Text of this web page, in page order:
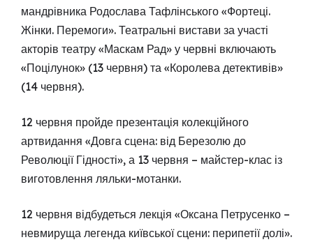
мандрівника Родослава Тафлінського «Фортеці.
Жінки. Перемоги». Театральні вистави за участі
акторів театру «Маскам Рад» у червні включають
«Поцілунок» (13 червня) та «Королева детективів»
(14 червня).
12 червня пройде презентація колекційного
артвидання «Довга сцена: від Березолю до
Революції Гідності», а 13 червня – майстер-клас із
виготовлення ляльки-мотанки.
12 червня відбудеться лекція «Оксана Петрусенко –
невмируща легенда київської сцени: перипетії долі».